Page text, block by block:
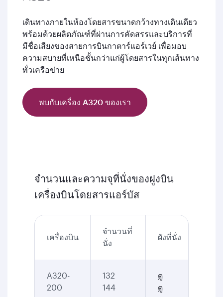
เดินทางภายในห้องโดยสารขนาดกว้างทางเดินเดียว
พร้อมด้วยผลิตภัณฑ์ที่ผ่านการคัดสรรและบริการที่
มีชื่อเสียงของสายการบินกาตาร์แอร์เวย์ เพื่อมอบ
ความสบายที่เหนือชั้นกว่าแก่ผู้โดยสารในทุกเส้นทาง
ทั่วเครือข่าย
พบกับเครื่อง A320 ของเรา
จำนวนและความจุที่นั่งของฝูงบิน
เครื่องบินโดยสารแอร์บัส
เครื่องบิน
จำนวนที่
นั่ง
ผังที่นั่ง
A320-
200
132
144
ดู
ดู